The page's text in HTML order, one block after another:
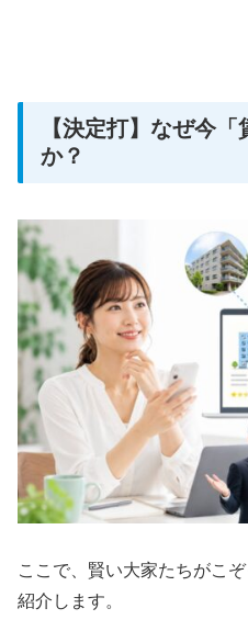
【決定打】なぜ今
か？
ここで、賢い大家たちがこ
紹介します。